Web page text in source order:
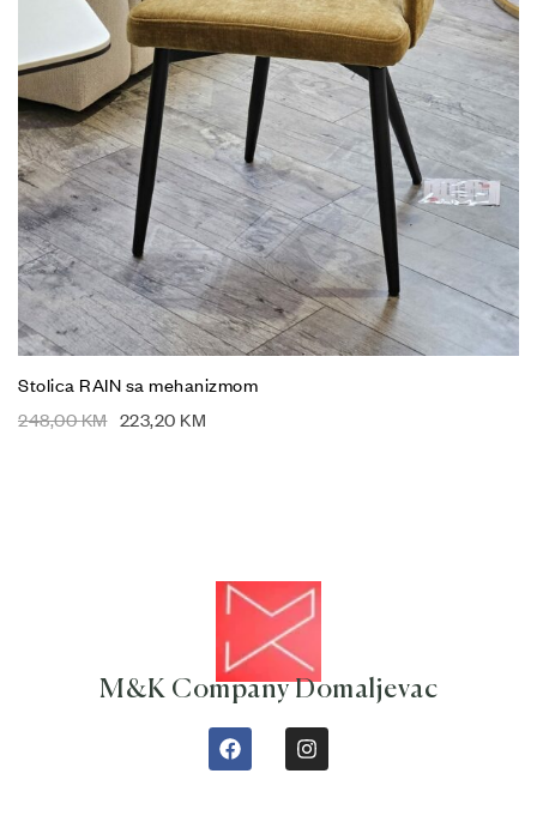
Stolica RAIN sa mehanizmom
248,00KM 223,20 KM
M&K Company Domaljevac